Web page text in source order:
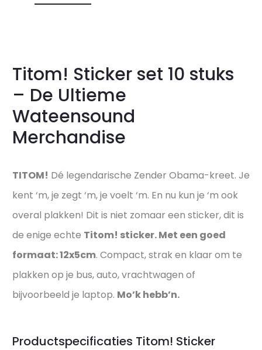
Titom! Sticker set 10 stuks
– De Ultieme
Wateensound
Merchandise
TITOM! Dé legendarische Zender Obama-kreet. Je
kent ‘m, je zegt ‘m, je voelt ‘m. En nu kun je ‘m ook
overal plakken! Dit is niet zomaar een sticker, dit is
de enige echte Titom! sticker. Met een goed
formaat: 12x5cm. Compact, strak en klaar om te
plakken op je bus, auto, vrachtwagen of
bijvoorbeeld je laptop. Mo’k hebb’n.
Productspecificaties Titom! Sticker